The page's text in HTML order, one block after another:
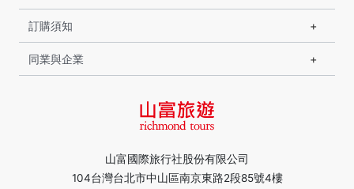
山富國際旅行社股份有限公司
104台灣台北市中山區南京東路2段85號4樓
訂購須知
同業與企業